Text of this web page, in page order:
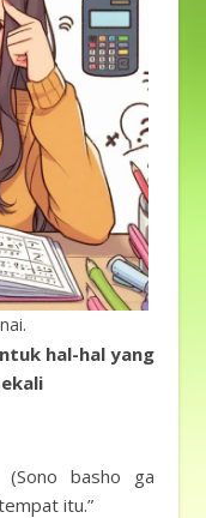
hal-hal yang
basho ga
itu.”